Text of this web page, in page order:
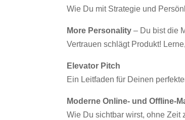
Wie Du mit Strategie und
More Personality – Du bist die
Vertrauen schlägt Produkt!
Elevator Pitch
Ein Leitfaden für Deinen
Moderne Online- und Offline-
Wie Du sichtbar wirst, ohne Zeit